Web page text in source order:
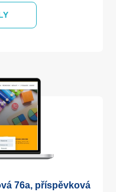
76a, příspěvková